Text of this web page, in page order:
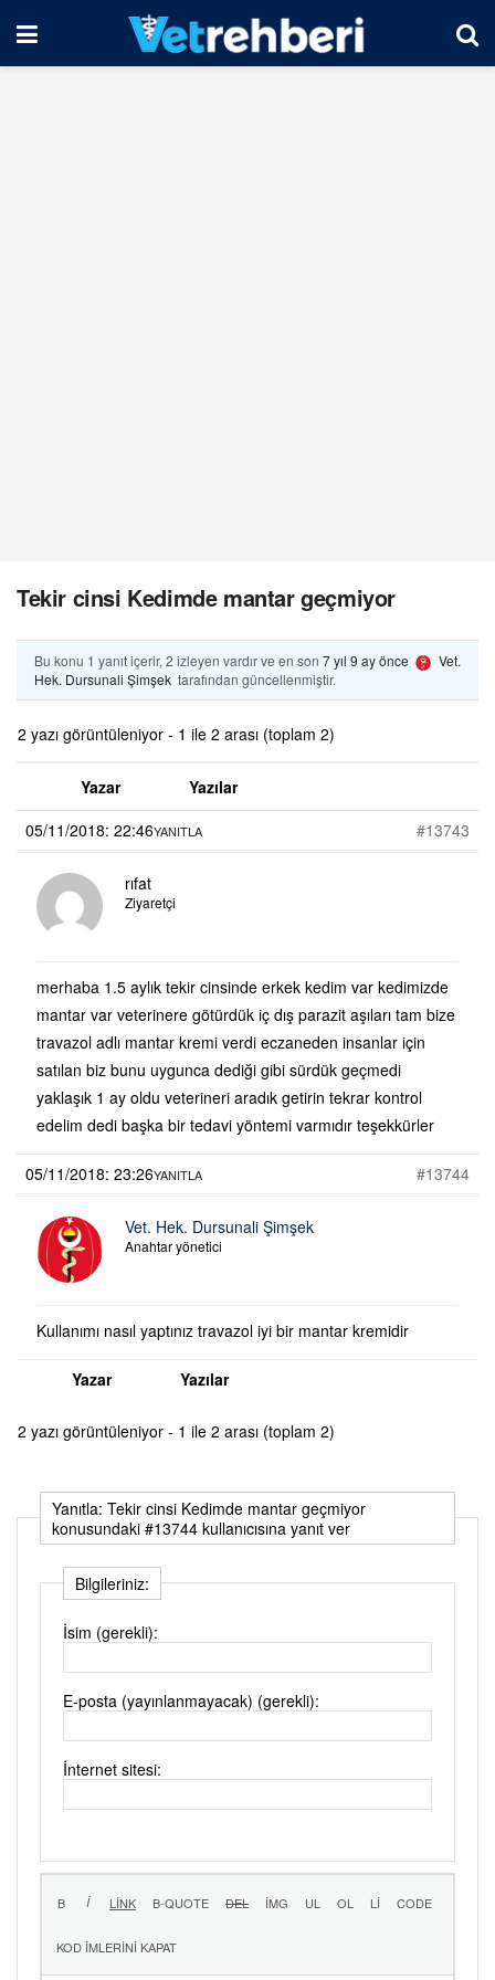
Tekir cinsi Kedimde mantar geçmiyor
Bu konu 1 yanıt içerir, 2 izleyen vardır ve en son 7 yıl 9 ay önce
Vet.
Hek. Dursunali Şimşek tarafından güncellenmiştir.
2 yazı görüntüleniyor - 1 ile 2 arası (toplam 2)
Yazar
Yazılar
05/11/2018: 22:46
#13743
YANITLA
rıfat
Ziyaretçi
merhaba 1.5 aylık tekir cinsinde erkek kedim var kedimizde
mantar var veterinere götürdük iç dış parazit aşıları tam bize
travazol adlı mantar kremi verdi eczaneden insanlar için
satılan biz bunu uygunca dediği gibi sürdük geçmedi
yaklaşık 1 ay oldu veterineri aradık getirin tekrar kontrol
edelim dedi başka bir tedavi yöntemi varmıdır teşekkürler
05/11/2018: 23:26 #13744
YANITLA
Vet. Hek. Dursunali Şimşek
Anahtar yönetici
Kullanımı nasıl yaptınız travazol iyi bir mantar kremidir
Yazar Yazılar
2 yazı görüntüleniyor - 1 ile 2 arası (toplam 2)
Yanıtla: Tekir cinsi Kedimde mantar geçmiyor
konusundaki #13744 kullanıcısına yanıt ver
Bilgileriniz:
İsim (gerekli):
E-posta (yayınlanmayacak) (gerekli):
İnternet sitesi: